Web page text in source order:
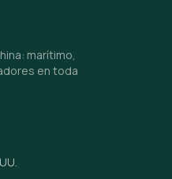
marítimo,
en toda